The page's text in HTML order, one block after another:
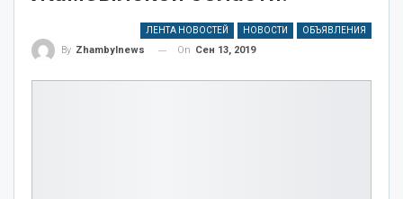
ЛЕНТА НОВОСТЕЙ НОВОСТИ ОБЪЯВЛЕНИЯ
By Zhambylnews On Сен 13, 2019